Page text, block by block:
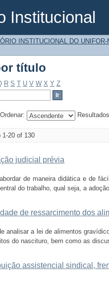
Institucional
título
INSTITUCIONAL DO UNIFOR-
título
R S T U V W X Y Z
Ordenar:
1-20 of 130
judicial prévia
de maneira didática e de
do trabalho, qual seja, a
de ressarcimento dos
analisar a lei de alimentos
do nascituro, bem como as
assistencial sindical,